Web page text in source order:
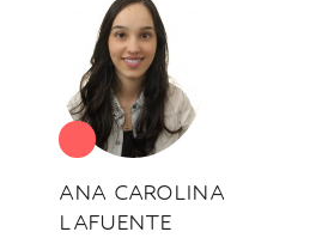
ANA CAROLINA
LAFUENTE